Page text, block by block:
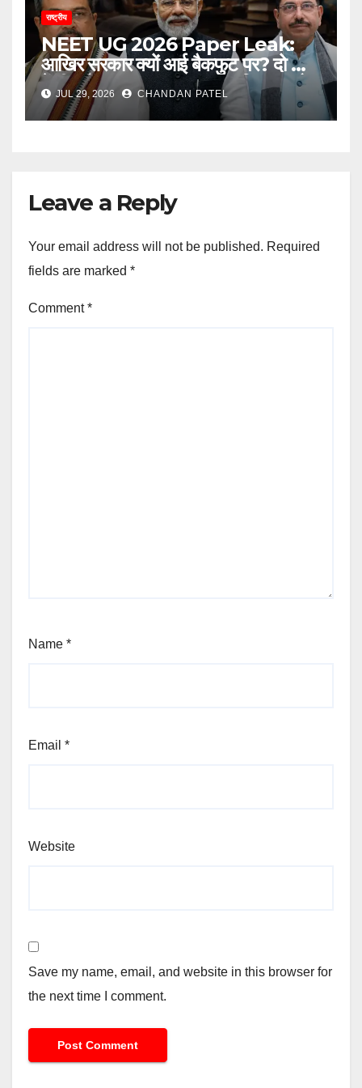
राष्ट्रीय
NEET UG 2026 Paper Leak:
आखिर सरकार क्यों आई बैकफुट पर? दो साल
में ही क्यों बदलना पड़ा कानून, जानिए नए और
पुराने कानून में क्या है बड़ा अंतर
JUL 29, 2026 CHANDAN PATEL
Leave a Reply
Your email address will not be published. Required
fields are marked *
Comment*
Name *
Email *
Website
Save my name, email, and website in this browser for
the next time I comment.